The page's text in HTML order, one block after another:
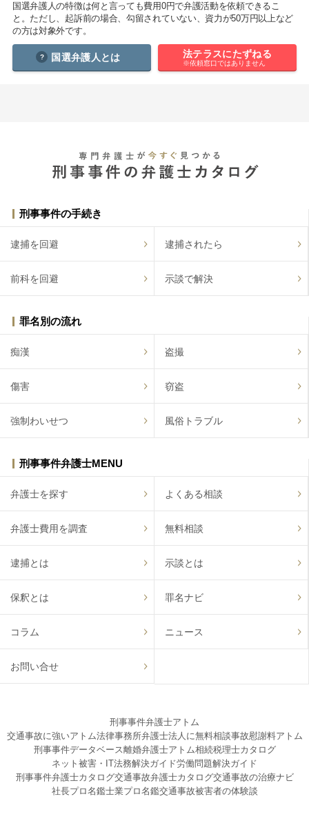
国選弁護人の特徴は何と言っても費用0円で弁護活動を依頼できるこ
と。ただし、起訴前の場合、勾留されていない、資力が50万円以上など
の方は対象外です。
国選弁護人とは 法テラスにたずねる
※依頼窓口ではありません
刑事事件の手続き
逮捕を回避 逮捕されたら
前科を回避 示談で解決
罪名別の流れ
痴漢 盗撮
傷害 窃盗
強制わいせつ 風俗トラブル
刑事事件弁護士MENU
弁護士を探す よくある相談
弁護士費用を調査 無料相談
逮捕とは 示談とは
保釈とは 罪名ナビ
コラム ニュース
お問い合せ
刑事事件弁護士アトム
交通事故に強いアトム法律事務所弁護士法人に無料相談事故慰謝料アトム
刑事事件データベース離婚弁護士アトム相続税理士カタログ
ネット被害・IT法務解決ガイド労働問題解決ガイド
刑事事件弁護士カタログ交通事故弁護士カタログ交通事故の治療ナビ
社長プロ名鑑士業プロ名鑑交通事故被害者の体験談